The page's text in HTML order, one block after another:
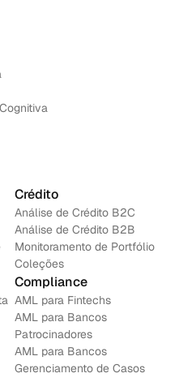
Crédito
Análise de Crédito B2C
Análise de Crédito B2B
Monitoramento de Portfólio
Coleções
Compliance
AML para Fintechs
AML para Bancos
Patrocinadores
AML para Bancos
Gerenciamento de Casos